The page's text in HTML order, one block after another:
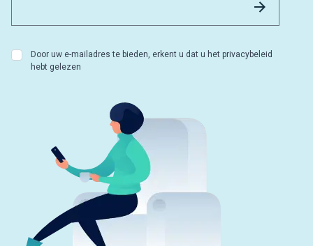
Door uw e-mailadres te bieden, erkent u dat u het privacybeleid
hebt gelezen